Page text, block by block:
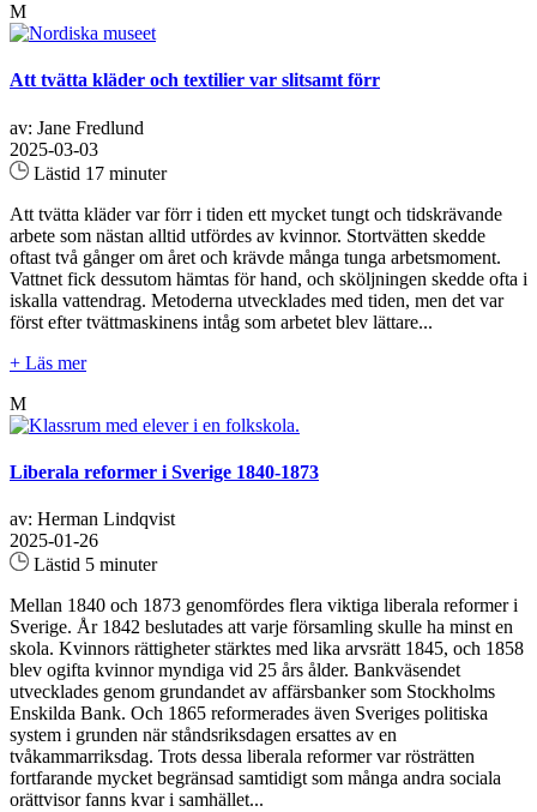
M
Att tvätta kläder och textilier var slitsamt förr
av: Jane Fredlund
2025-03-03
Lästid 17 minuter
Att tvätta kläder var förr i tiden ett mycket tungt och tidskrävande
arbete som nästan alltid utfördes av kvinnor. Stortvätten skedde
oftast två gånger om året och krävde många tunga arbetsmoment.
Vattnet fick dessutom hämtas för hand, och sköljningen skedde ofta i
iskalla vattendrag. Metoderna utvecklades med tiden, men det var
först efter tvättmaskinens intåg som arbetet blev lättare...
+ Läs mer
M
Liberala reformer i Sverige 1840-1873
av: Herman Lindqvist
2025-01-26
Lästid 5 minuter
Mellan 1840 och 1873 genomfördes flera viktiga liberala reformer i
Sverige. År 1842 beslutades att varje församling skulle ha minst en
skola. Kvinnors rättigheter stärktes med lika arvsrätt 1845, och 1858
blev ogifta kvinnor myndiga vid 25 års ålder. Bankväsendet
utvecklades genom grundandet av affärsbanker som Stockholms
Enskilda Bank. Och 1865 reformerades även Sveriges politiska
system i grunden när ståndsriksdagen ersattes av en
tvåkammarriksdag. Trots dessa liberala reformer var rösträtten
fortfarande mycket begränsad samtidigt som många andra sociala
orättvisor fanns kvar i samhället...